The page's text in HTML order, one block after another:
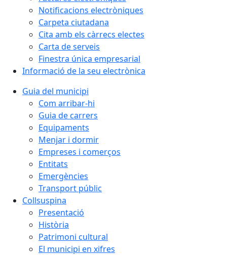
Notificacions electròniques
Carpeta ciutadana
Cita amb els càrrecs electes
Carta de serveis
Finestra única empresarial
Informació de la seu electrònica
Guia del municipi
Com arribar-hi
Guia de carrers
Equipaments
Menjar i dormir
Empreses i comerços
Entitats
Emergències
Transport públic
Collsuspina
Presentació
Història
Patrimoni cultural
El municipi en xifres